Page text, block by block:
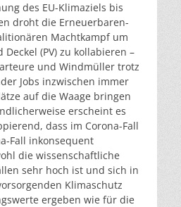
des EU-Klimaziels bis
droht die Erneuerbaren-
Machtkampf um
(PV) zu kollabieren –
und Windmüller trotz
Jobs inzwischen immer
auf die Waage bringen
erscheint es
dass im Corona-Fall
Fall inkonsequent
die wissenschaftliche
sehr hoch ist und sich in
Klimaschutz
ergeben wie für die